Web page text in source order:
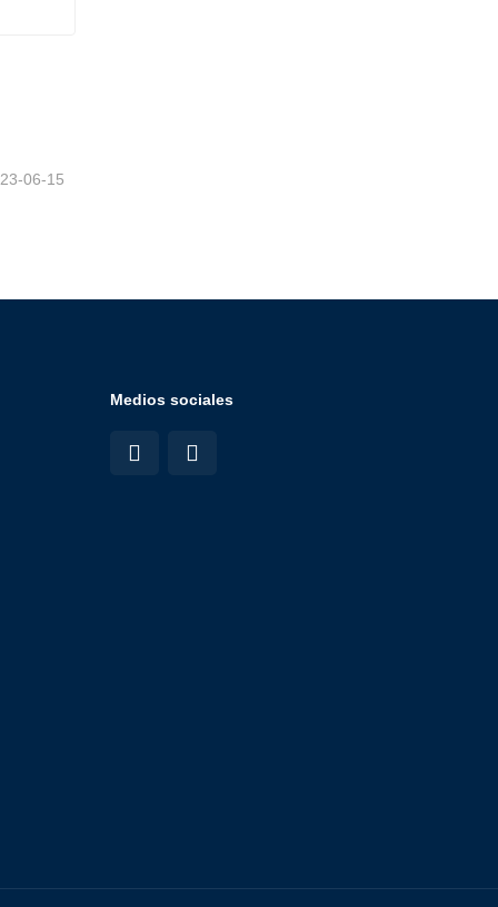
06-15
Medios sociales